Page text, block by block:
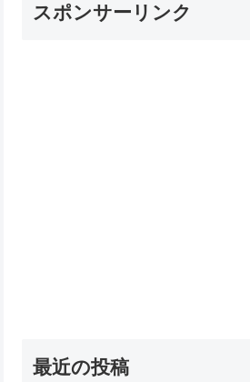
スポンサーリンク
最近の投稿